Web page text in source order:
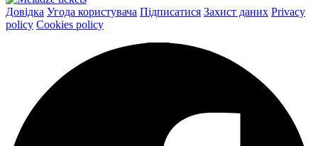
Довідка Угода користувача Підписатися Захист даних Privacy
policy Cookies policy